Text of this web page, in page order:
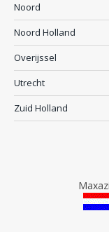
Noord
Noord Holland
Overijssel
Utrecht
Zuid Holland